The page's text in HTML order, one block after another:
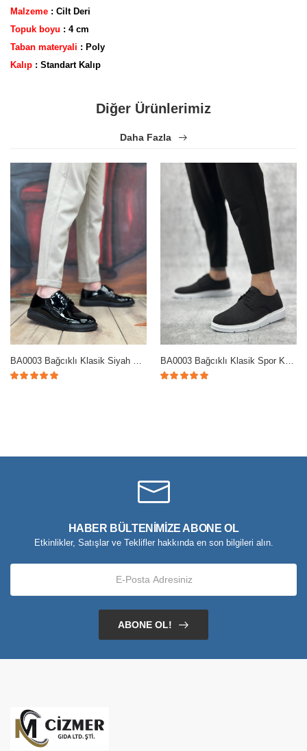
Malzeme : Cilt Deri
Topuk boyu : 4 cm
Taban materyali : Poly
Kalıp : Standart Kalıp
Yorum bulunamadı..
Diğer Ürünlerimiz
Daha Fazla
BA0003 Bağcıklı Klasik Siyah Siyah Taban Rugan Yüksek Taban Casual Erkek Ayakkabı BA0003 Bağcıklı Klasik Spor Keten Siyah Beyaz Taban Casual Erkek Ayakkabı
HABER BÜLTENİMİZE ABONE OL
Etkinlikler, Satışlar ve Teklifler hakkında en son bilgileri alın.
ABONE OL!